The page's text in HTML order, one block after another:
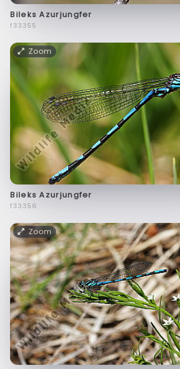
Bileks Azurjungfer
f33355
Zoom
Bileks Azurjungfer
f33356
Zoom